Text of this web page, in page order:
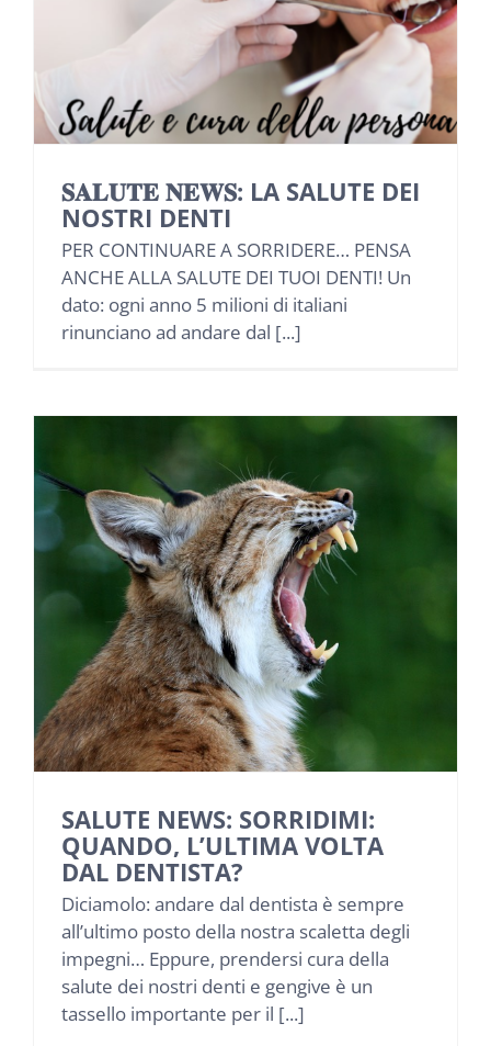
NEWS
INIZIATIVE
AREA RISERVATA BENEFICIARI
AREA RISERVATA AZIENDE
𝐒𝐀𝐋𝐔𝐓𝐄 𝐍𝐄𝐖𝐒: LA SALUTE DEI
NOSTRI DENTI
PER CONTINUARE A SORRIDERE… PENSA
ANCHE ALLA SALUTE DEI TUOI DENTI! Un
dato: ogni anno 5 milioni di italiani
rinunciano ad andare dal [...]
SALUTE NEWS: SORRIDIMI:
QUANDO, L’ULTIMA VOLTA
DAL DENTISTA?
Diciamolo: andare dal dentista è sempre
all’ultimo posto della nostra scaletta degli
impegni… Eppure, prendersi cura della
salute dei nostri denti e gengive è un
tassello importante per il [...]